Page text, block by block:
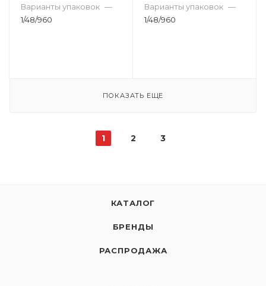
Варианты упаковок —
1/48/960
Варианты упаковок —
1/48/960
ПОКАЗАТЬ ЕЩЕ
1 2 3
КАТАЛОГ
БРЕНДЫ
РАСПРОДАЖА